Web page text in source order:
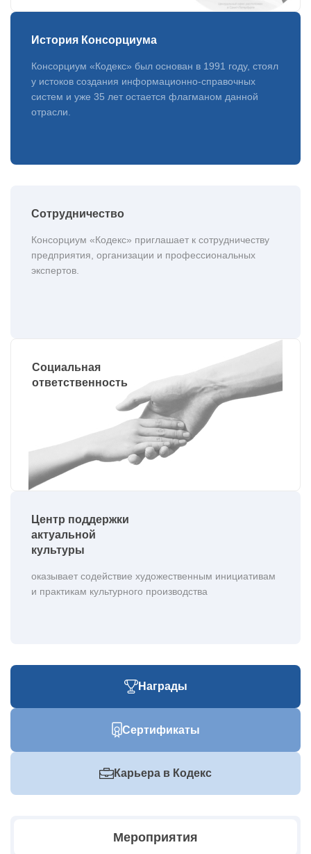
История Консорциума
Консорциум «Кодекс» был основан в 1991 году, стоял
у истоков создания информационно-справочных
систем и уже 35 лет остается флагманом данной
отрасли.
Награды
Сертификаты
Карьера в Кодекс
Сотрудничество
Консорциум «Кодекс» приглашает к сотрудничеству
предприятия, организации и профессиональных
экспертов.
Социальная
ответственность
Центр поддержки
актуальной
культуры
оказывает содействие художественным инициативам
и практикам культурного производства
Мероприятия